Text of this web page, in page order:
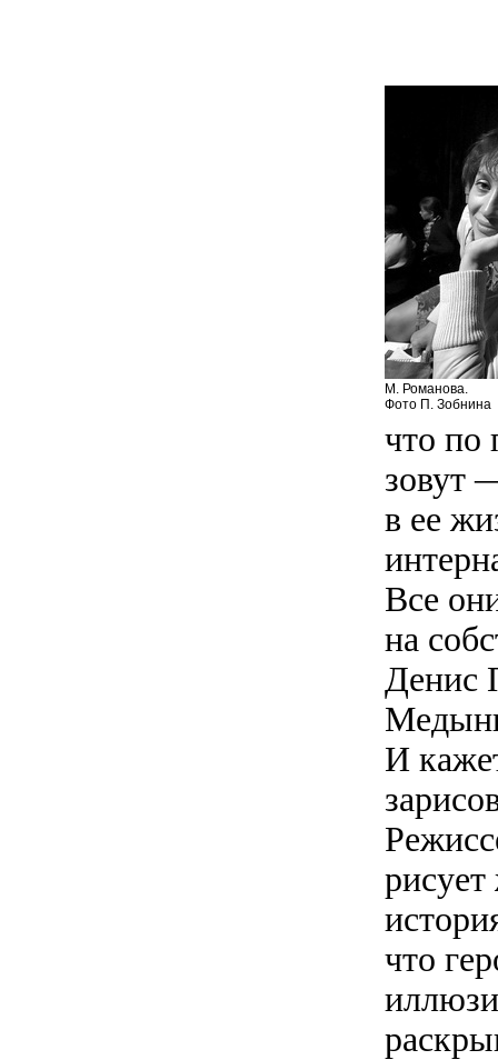
М. Романова.
Фото П. Зобнина
что по
зовут
в ее
Все
на
Денис
И
что